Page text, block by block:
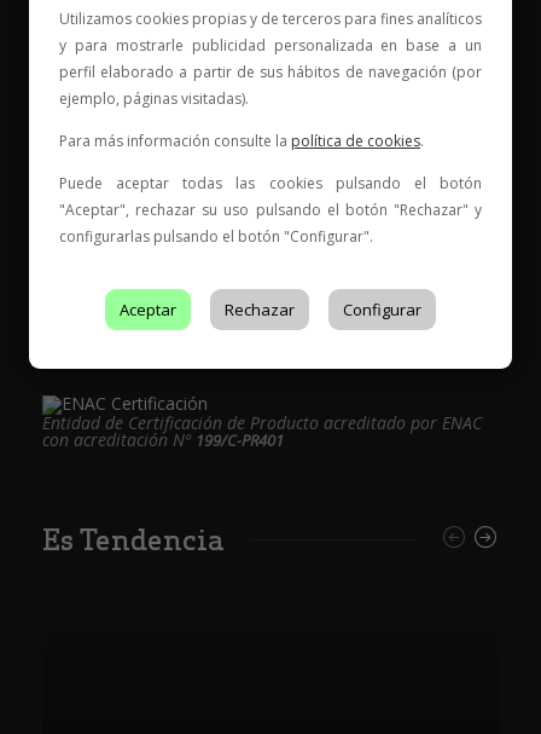
Vinos para compartir historias
Elige tu vino, con quién compartirlo y comienza una
nueva historia.
* Web con contenido para mayores de 18 años
Entidad de Certificación de Producto acreditado por ENAC
con acreditación Nº 199/C-PR401
Es Tendencia
Utilizamos cookies propias y de terceros para fines analíticos
y para mostrarle publicidad personalizada en base a un
perfil elaborado a partir de sus hábitos de navegación (por
ejemplo, páginas visitadas).
Para más información consulte la política de cookies.
Puede aceptar todas las cookies pulsando el botón
"Aceptar", rechazar su uso pulsando el botón "Rechazar" y
configurarlas pulsando el botón "Configurar".
Aceptar Rechazar Configurar